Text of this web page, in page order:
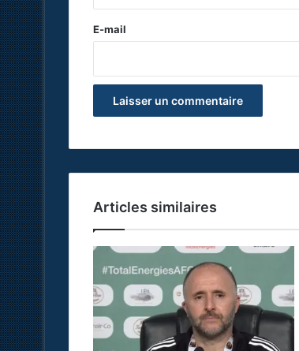
e
E-mail
Articles similaires